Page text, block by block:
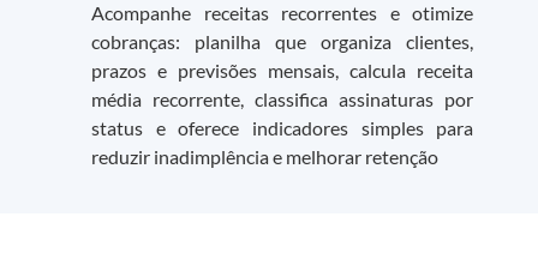
Acompanhe receitas recorrentes e otimize
cobranças: planilha que organiza clientes,
prazos e previsões mensais, calcula receita
média recorrente, classifica assinaturas por
status e oferece indicadores simples para
reduzir inadimplência e melhorar retenção